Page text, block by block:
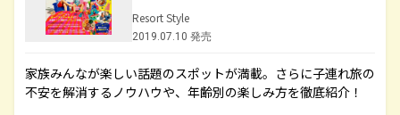
Resort Style
2019.07.10 発売
家族みんなが楽しい話題のスポットが満載。さらに子連れ旅の
不安を解消するノウハウや、年齢別の楽しみ方を徹底紹介！